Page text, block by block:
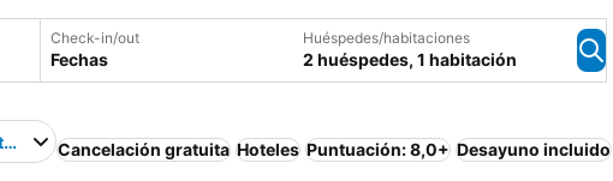
Check-in/out
Fechas
Huéspedes/habitaciones
2 huéspedes, 1 habitación
El CampínCancelación gratuita Hoteles Puntuación: 8,0+ Desayuno incluido